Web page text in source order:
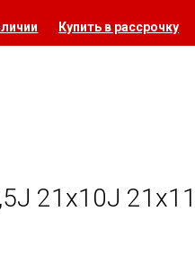
Купить в рассрочку
21x10J